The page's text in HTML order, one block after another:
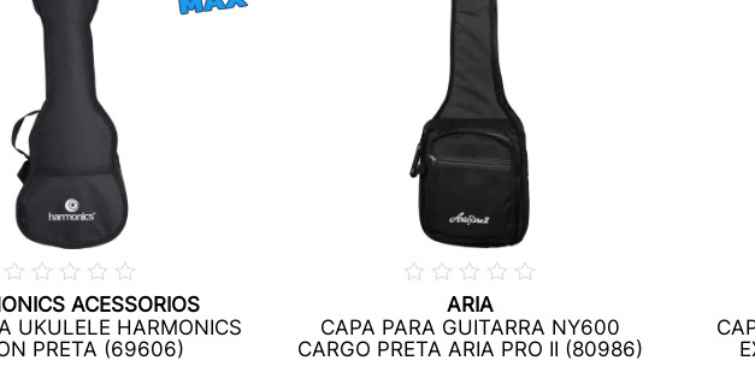
ACESSORIOS
UKULELE HARMONICS
PRETA (69606)
ARIA
CAPA PARA GUITARRA NY600
CARGO PRETA ARIA PRO II (80986)